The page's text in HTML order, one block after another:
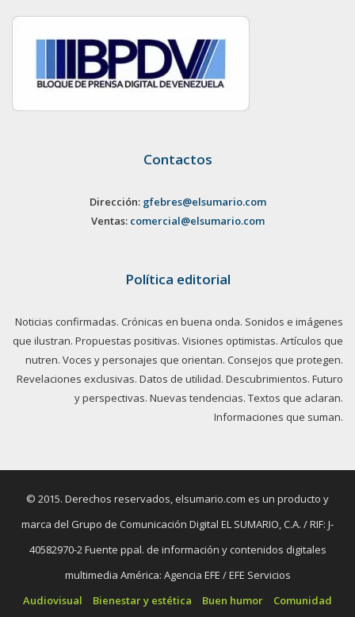
Contactos
Dirección: gfebres@elsumario.com
Ventas: comercial@elsumario.com
Política editorial
Noticias confirmadas. Crónicas en buena onda. Sonidos e imágenes
que ilustran. Propuestas positivas. Visiones optimistas. Artículos que
nutren. Voces y personajes que orientan. Consejos que protegen.
Revelaciones exclusivas. Datos de utilidad. Descubrimientos. Futuro
y perspectivas. Nuevas tendencias. Textos que aclaran.
Informaciones que suman.
© 2015. Derechos reservados, elsumario.com es un producto y
marca del Grupo de Comunicación Digital EL SUMARIO, C.A. / RIF: J-
40582970-2 Fuente ppal. de información y contenidos digitales
multimedia América: Agencia EFE / EFE Servicios
Audiovisual
Bienestar y estética Buen humor Comunidad